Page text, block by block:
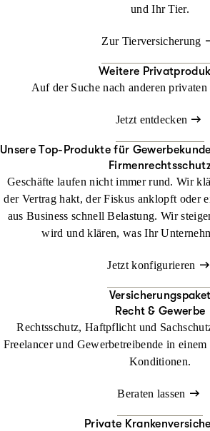
und Ihr Tier.
Zur Tierversicherung
Weitere
Auf der Suche nach anderen privaten
Jetzt entdecken
Unsere Top-Produkte für
Geschäfte laufen nicht immer rund. Wir
der Vertrag hakt, der Fiskus anklopft oder
aus Business schnell Belastung. Wir
wird und klären, was Ihr
Jetzt konfigurieren
Versicherungspaket
Recht & Gewerbe
Rechtsschutz, Haftpflicht und
Freelancer und Gewerbetreibende in
Konditionen.
Beraten lassen
Private